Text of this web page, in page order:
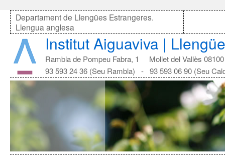
Departament de Llengües Estrangeres.
Llengua anglesa
Institut Aiguaviva |
Rambla de Pompeu Fabra, 1 Mollet del Vallès 08100
93 593 24 36 (Seu Rambla) - 93 593 06 90 (Seu